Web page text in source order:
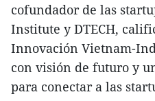
cofundador de las
Institute y DTECH,
Innovación Vietnam-
con visión de futuro y
para conectar a las